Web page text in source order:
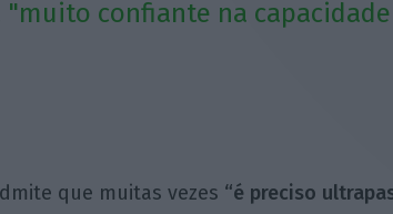
confiante na
que muitas vezes “é preciso